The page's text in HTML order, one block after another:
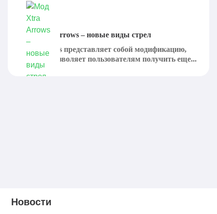
Мод Xtra Arrows – новые виды стрел
Xtra Arrows представляет собой модификацию,
которая позволяет пользователям получить еще...
Новости